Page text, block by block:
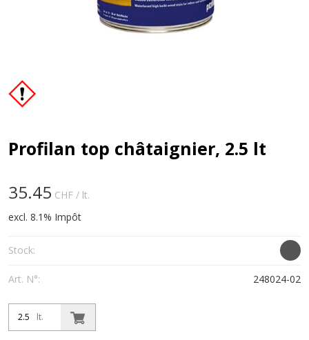
Profilan top châtaignier, 2.5 lt
35.45 CHF / lt.
excl. 8.1% Impôt
Stock:
Art. N°: 248024-02
lt.